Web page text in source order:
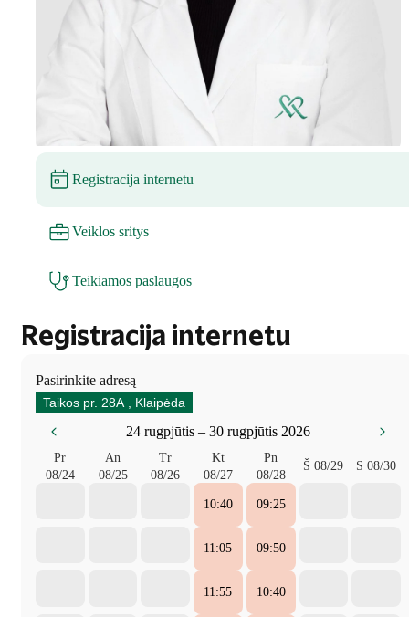
Registracija internetu
Veiklos sritys
Teikiamos paslaugos
Registracija internetu
Pasirinkite adresą
Taikos pr. 28A , Klaipėda
24 rugpjūtis – 30 rugpjūtis 2026
Pr
08/24
An
08/25
Tr
08/26
Kt
08/27
Pn
08/28
Š 08/29 S 08/30
10:40 09:25
11:05 09:50
11:55 10:40